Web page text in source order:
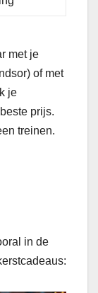
met je
of met
je
prijs.
treinen.
in de